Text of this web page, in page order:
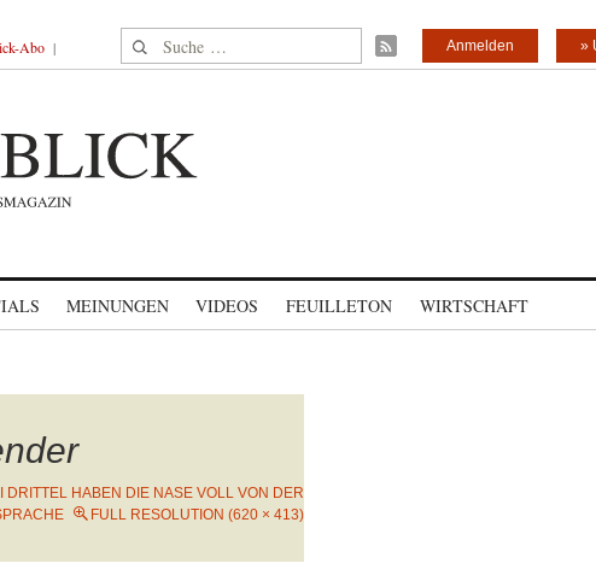
Abo Suche nach: »
Anmelden
MEINUNGEN VIDEOS FEUILLETON WIRTSCHAFT
DRITTEL HABEN DIE NASE VOLL VON DER
FULL RESOLUTION (620 × 413)